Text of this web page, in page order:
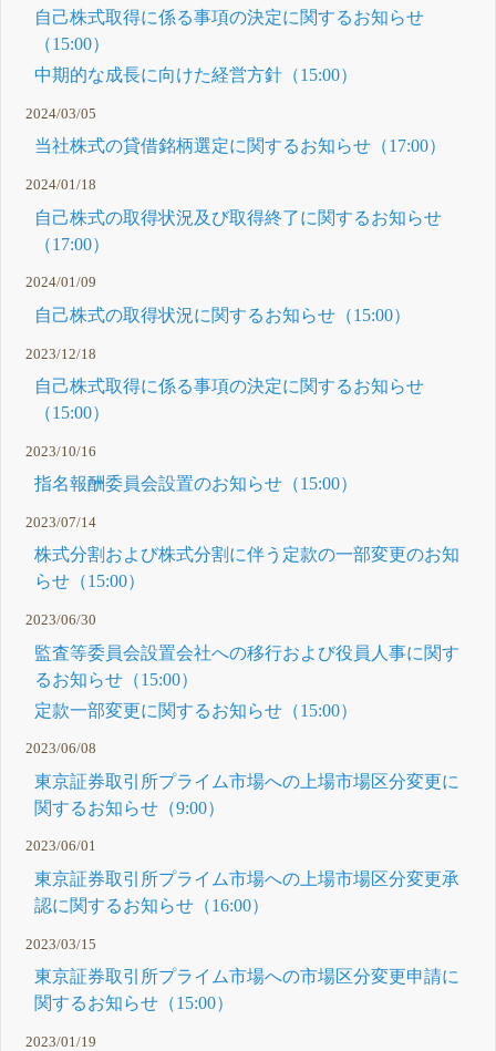
自己株式取得に係る事項の決定に関するお知らせ
（15:00）
中期的な成長に向けた経営方針（15:00）
2024/03/05
当社株式の貸借銘柄選定に関するお知らせ（17:00）
2024/01/18
自己株式の取得状況及び取得終了に関するお知らせ
（17:00）
2024/01/09
自己株式の取得状況に関するお知らせ（15:00）
2023/12/18
自己株式取得に係る事項の決定に関するお知らせ
（15:00）
2023/10/16
指名報酬委員会設置のお知らせ（15:00）
2023/07/14
株式分割および株式分割に伴う定款の一部変更のお知
らせ（15:00）
2023/06/30
監査等委員会設置会社への移行および役員人事に関す
るお知らせ（15:00）
定款一部変更に関するお知らせ（15:00）
2023/06/08
東京証券取引所プライム市場への上場市場区分変更に
関するお知らせ（9:00）
2023/06/01
東京証券取引所プライム市場への上場市場区分変更承
認に関するお知らせ（16:00）
2023/03/15
東京証券取引所プライム市場への市場区分変更申請に
関するお知らせ（15:00）
2023/01/19